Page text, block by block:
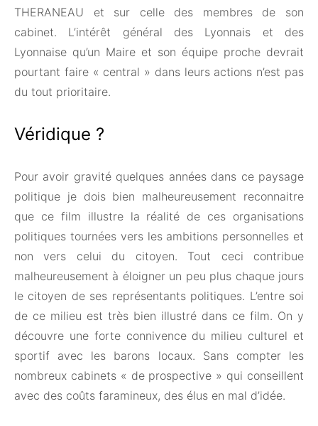
THERANEAU et sur celle des membres de son
cabinet. L’intérêt général des Lyonnais et des
Lyonnaise qu’un Maire et son équipe proche devrait
pourtant faire « central » dans leurs actions n’est pas
du tout prioritaire.
Véridique ?
Pour avoir gravité quelques années dans ce paysage
politique je dois bien malheureusement reconnaitre
que ce film illustre la réalité de ces organisations
politiques tournées vers les ambitions personnelles et
non vers celui du citoyen. Tout ceci contribue
malheureusement à éloigner un peu plus chaque jours
le citoyen de ses représentants politiques. L’entre soi
de ce milieu est très bien illustré dans ce film. On y
découvre une forte connivence du milieu culturel et
sportif avec les barons locaux. Sans compter les
nombreux cabinets « de prospective » qui conseillent
avec des coûts faramineux, des élus en mal d’idée.